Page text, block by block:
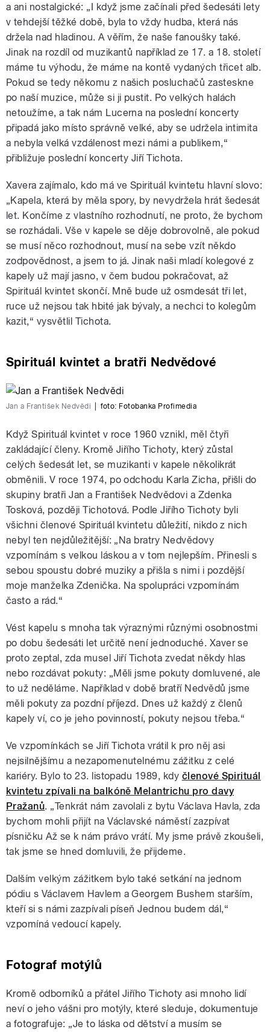
a ani nostalgické: „I když jsme začínali před šedesáti lety
v tehdejší těžké době, byla to vždy hudba, která nás
držela nad hladinou. A věřím, že naše fanoušky také.
Jinak na rozdíl od muzikantů například ze 17. a 18. století
máme tu výhodu, že máme na kontě vydaných třicet alb.
Pokud se tedy někomu z našich posluchačů zasteskne
po naší muzice, může si ji pustit. Po velkých halách
netoužíme, a tak nám Lucerna na poslední koncerty
připadá jako místo správně velké, aby se udržela intimita
a nebyla velká vzdálenost mezi námi a publikem,“
přibližuje poslední koncerty Jiří Tichota.
Xavera zajímalo, kdo má ve Spirituál kvintetu hlavní slovo:
„Kapela, která by měla spory, by nevydržela hrát šedesát
let. Končíme z vlastního rozhodnutí, ne proto, že bychom
se rozhádali. Vše v kapele se děje dobrovolně, ale pokud
se musí něco rozhodnout, musí na sebe vzít někdo
zodpovědnost, a jsem to já. Jinak naši mladí kolegové z
kapely už mají jasno, v čem budou pokračovat, až
Spirituál kvintet skončí. Mně bude už osmdesát tři let,
ruce už nejsou tak hbité jak bývaly, a nechci to kolegům
kazit,“ vysvětlil Tichota.
Spirituál kvintet a bratři Nedvědové
Jan a František Nedvědi foto: Fotobanka Profimedia
Když Spirituál kvintet v roce 1960 vznikl, měl čtyři
zakládající členy. Kromě Jiřího Tichoty, který zůstal
celých šedesát let, se muzikanti v kapele několikrát
obměnili. V roce 1974, po odchodu Karla Zicha, přišli do
skupiny bratři Jan a František Nedvědovi a Zdenka
Tosková, později Tichotová. Podle Jiřího Tichoty byli
všichni členové Spirituál kvintetu důležití, nikdo z nich
nebyl ten nejdůležitější: „Na bratry Nedvědovy
vzpomínám s velkou láskou a v tom nejlepším. Přinesli s
sebou spoustu dobré muziky a přišla s nimi i pozdější
moje manželka Zdenička. Na spolupráci vzpomínám
často a rád.“
Vést kapelu s mnoha tak výraznými různými osobnostmi
po dobu šedesáti let určitě není jednoduché. Xaver se
proto zeptal, zda musel Jiří Tichota zvedat někdy hlas
nebo rozdávat pokuty: „Měli jsme pokuty domluvené, ale
to už neděláme. Například v době bratří Nedvědů jsme
měli pokuty za pozdní příjezd. Dnes už každý z členů
kapely ví, co je jeho povinností, pokuty nejsou třeba.“
Ve vzpomínkách se Jiří Tichota vrátil k pro něj asi
nejsilnějšímu a nezapomenutelnému zážitku z celé
kariéry. Bylo to 23. listopadu 1989, kdy členové Spirituál
kvintetu zpívali na balkóně Melantrichu pro davy
Pražanů. „Tenkrát nám zavolali z bytu Václava Havla, zda
bychom mohli přijít na Václavské náměstí zazpívat
písničku Až se k nám právo vrátí. My jsme právě zkoušeli,
tak jsme se hned domluvili, že přijdeme.
Dalším velkým zážitkem bylo také setkání na jednom
pódiu s Václavem Havlem a Georgem Bushem starším,
kteří si s námi zazpívali píseň Jednou budem dál,“
vzpomíná vedoucí kapely.
Fotograf motýlů
Kromě odborníků a přátel Jiřího Tichoty asi mnoho lidí
neví o jeho vášni pro motýly, které sleduje, dokumentuje
a fotografuje: „Je to láska od dětství a musím se